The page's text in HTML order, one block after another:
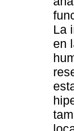
La
en